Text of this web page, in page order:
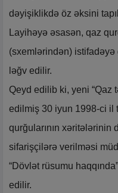
dəyişiklikdə öz əksini
Layihəyə əsasən, qaz
(sxemlərindən) istifadəyə
ləğv edilir.
Qeyd edilib ki, yeni “Qaz
edilmiş 30 iyun 1998-ci il
qurğularının xəritələrinin
sifarişçilərə verilməsi
“Dövlət rüsumu
edilir.